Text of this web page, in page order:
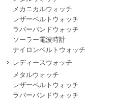
メカニカルウォッチ
レザーベルトウォッチ
ラバーバンドウォッチ
ソーラー電波時計
ナイロンベルトウォッチ
レディースウォッチ
メタルウォッチ
レザーベルトウォッチ
ラバーバンドウォッチ